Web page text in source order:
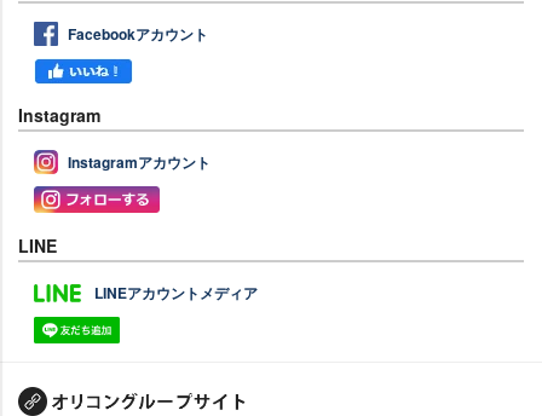
Facebookアカウント
Instagram
Instagramアカウント
LINE
LINEアカウントメディア